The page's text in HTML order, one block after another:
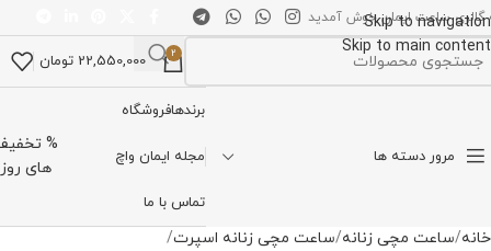
Skip to navigation
Skip to main content
گالری ساعت ایمان خوش آمدید
2
22,550,000 تومان
مرور دسته ها
برندهافروشگاه
مجله ایمان واچ
تماس با ما
%
های روز
خانه ساعت مچی زنانه ساعت مچی زنانه اسپرت